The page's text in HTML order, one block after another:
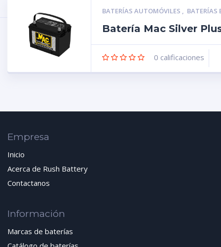
BATERÍAS AUTOMÓVILES , BATERÍAS
Batería Mac Silver
0 calificaciones
Empresa
Inicio
Acerca de Rush Battery
Contactanos
Información
Marcas de baterías